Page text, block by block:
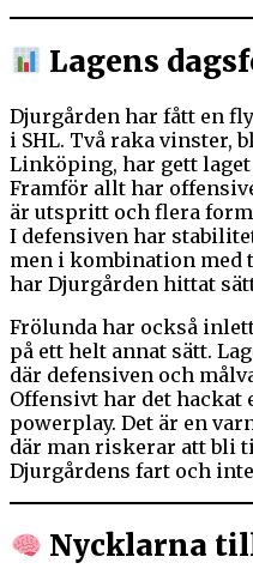
Lagens
Djurgården har fått en
i SHL. Två raka vinster,
Linköping, har gett
Framför allt har
är utspritt och flera
I defensiven har
men i kombination med
har Djurgården hittat
Frölunda har också
på ett helt annat sätt.
där defensiven och
Offensivt har det hackat
powerplay. Det är en
där man riskerar att bli
Djurgårdens fart och
Nycklarna